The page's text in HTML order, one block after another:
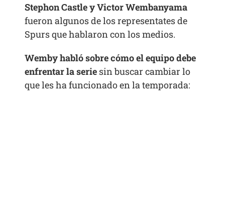
Stephon Castle y Victor Wembanyama
fueron algunos de los representates de
Spurs que hablaron con los medios.
Wemby habló sobre cómo el equipo debe
enfrentar la serie sin buscar cambiar lo
que les ha funcionado en la temporada: